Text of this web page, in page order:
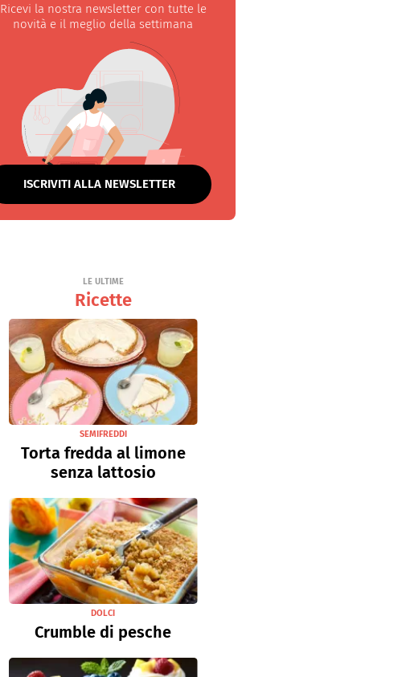
Ricevi la nostra newsletter con tutte le
novità e il meglio della settimana
ISCRIVITI ALLA NEWSLETTER
LE ULTIME
Ricette
SEMIFREDDI
Torta fredda al limone
senza lattosio
DOLCI
Crumble di pesche